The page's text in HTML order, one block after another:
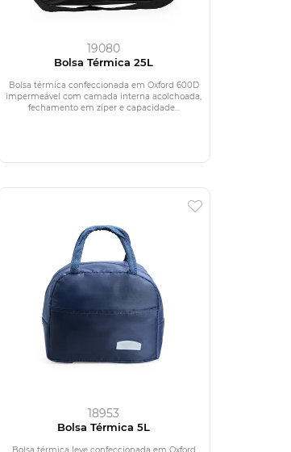
19080
Bolsa Térmica 25L
Bolsa térmica confeccionada em Oxford 600D
impermeável com camada interna acolchoada,
fechamento em zíper e capacidade...
18953
Bolsa Térmica 5L
Bolsa térmica leve confeccionada em Oxford